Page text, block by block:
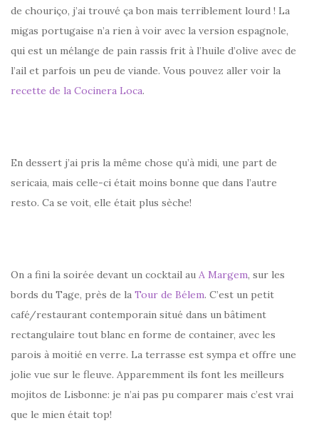
de chouriço, j’ai trouvé ça bon mais terriblement lourd ! La
migas portugaise n’a rien à voir avec la version espagnole,
qui est un mélange de pain rassis frit à l’huile d’olive avec de
l’ail et parfois un peu de viande. Vous pouvez aller voir la
recette de la Cocinera Loca.
En dessert j’ai pris la même chose qu’à midi, une part de
sericaia, mais celle-ci était moins bonne que dans l’autre
resto. Ca se voit, elle était plus sèche!
On a fini la soirée devant un cocktail au A Margem, sur les
bords du Tage, près de la Tour de Bélem. C’est un petit
café/restaurant contemporain situé dans un bâtiment
rectangulaire tout blanc en forme de container, avec les
parois à moitié en verre. La terrasse est sympa et offre une
jolie vue sur le fleuve. Apparemment ils font les meilleurs
mojitos de Lisbonne: je n’ai pas pu comparer mais c’est vrai
que le mien était top!